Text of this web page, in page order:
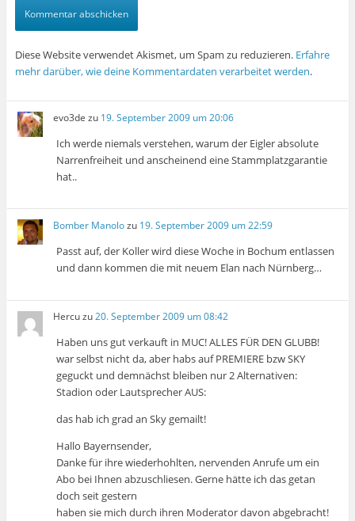
Diese Website verwendet Akismet, um Spam zu reduzieren. Erfahre
mehr darüber, wie deine Kommentardaten verarbeitet werden.
evo3de zu 19. September 2009 um 20:06
Ich werde niemals verstehen, warum der Eigler absolute
Narrenfreiheit und anscheinend eine Stammplatzgarantie
hat..
Bomber Manolozu 19. September 2009 um 22:59
Passt auf, der Koller wird diese Woche in Bochum entlassen
und dann kommen die mit neuem Elan nach Nürnberg…
Hercuzu20. September 2009 um 08:42
Haben uns gut verkauft in MUC! ALLES FÜR DEN GLUBB!
war selbst nicht da, aber habs auf PREMIERE bzw SKY
geguckt und demnächst bleiben nur 2 Alternativen:
Stadion oder Lautsprecher AUS:
das hab ich grad an Sky gemailt!
Hallo Bayernsender,
Danke für ihre wiederhohlten, nervenden Anrufe um ein
Abo bei Ihnen abzuschliesen. Gerne hätte ich das getan
doch seit gestern
haben sie mich durch ihren Moderator davon abgebracht!